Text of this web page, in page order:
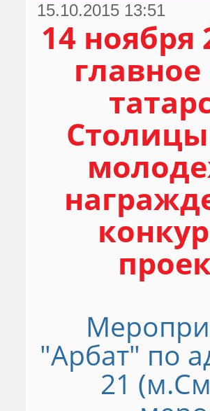
15.10.2015 13:51
14 ноября
"Арбат" по
21